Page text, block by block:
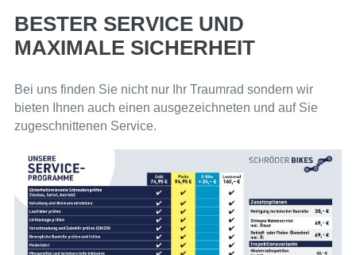
BESTER SERVICE UND
MAXIMALE SICHERHEIT
Bei uns finden Sie nicht nur Ihr Traumrad sondern wir
bieten Ihnen auch einen ausgezeichneten und auf Sie
zugeschnittenen Service.